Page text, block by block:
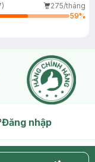
275/tháng
59%
Đăng nhập